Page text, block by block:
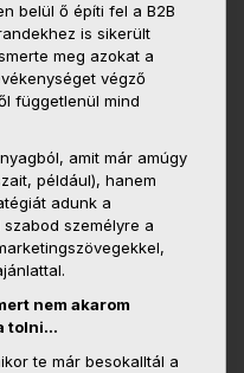
belül ő építi fel a B2B
is sikerült
meg azokat a
végző
függetlenül mind
amit már amúgy
például), hanem
adunk a
személyre a
nem akarom
tolni…
te már besokalltál a